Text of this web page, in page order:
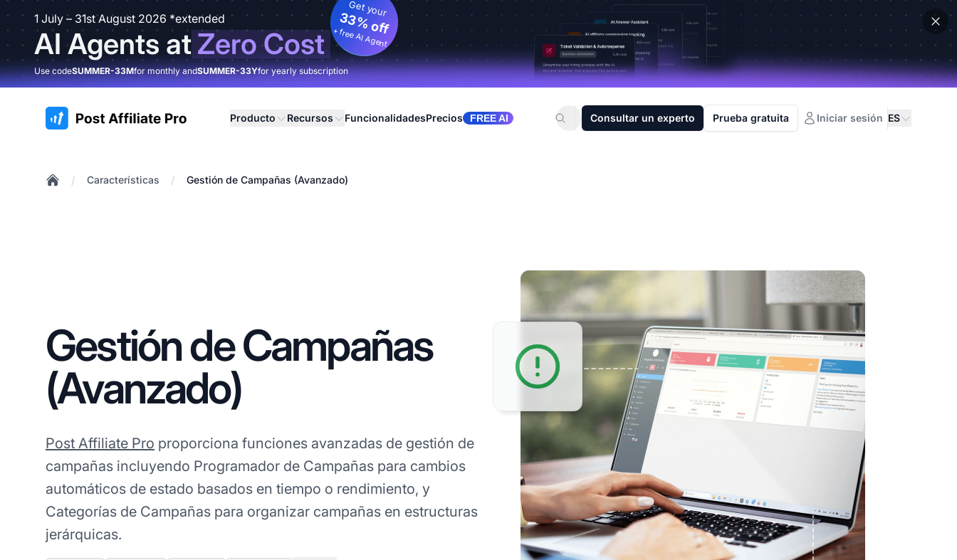
1 July – 31st August 2026 *extended
AI Agents atZero Cost
Get your
33% off
+ free AI Agent
Use codeSUMMER-33Mfor monthly andSUMMER-33Yfor yearly subscription
:site.title Producto Recursos FuncionalidadesPrecios FREE AI Consultar un experto Prueba gratuita Iniciar sesión ES
/ Características / Gestión de Campañas (Avanzado)
Gestión de Campañas
(Avanzado)
Post Affiliate Pro proporciona funciones avanzadas de gestión de
campañas incluyendo Programador de Campañas para cambios
automáticos de estado basados en tiempo o rendimiento, y
Categorías de Campañas para organizar campañas en estructuras
jerárquicas.